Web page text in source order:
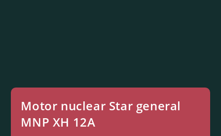
Motor nuclear Star general
MNP XH 12A